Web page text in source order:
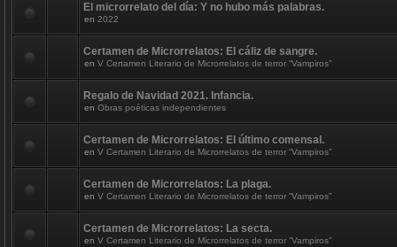
El microrrelato del día: Y no hubo más palabras.
en 2022
Certamen de Microrrelatos: El cáliz de sangre.
en V Certamen Literario de Microrrelatos de terror “Vampiros”
Regalo de Navidad 2021. Infancia.
en Obras poéticas independientes
Certamen de Microrrelatos: El último comensal.
en V Certamen Literario de Microrrelatos de terror “Vampiros”
Certamen de Microrrelatos: La plaga.
en V Certamen Literario de Microrrelatos de terror “Vampiros”
Certamen de Microrrelatos: La secta.
en V Certamen Literario de Microrrelatos de terror “Vampiros”